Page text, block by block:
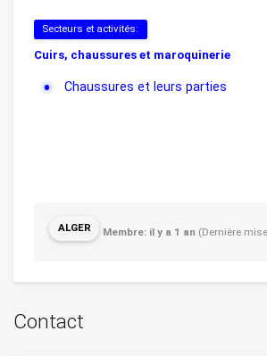
Secteurs et activités:
Cuirs, chaussures et maroquinerie
Chaussures et leurs parties
ALGER Membre: il y a 1 an (Dernière
Contact